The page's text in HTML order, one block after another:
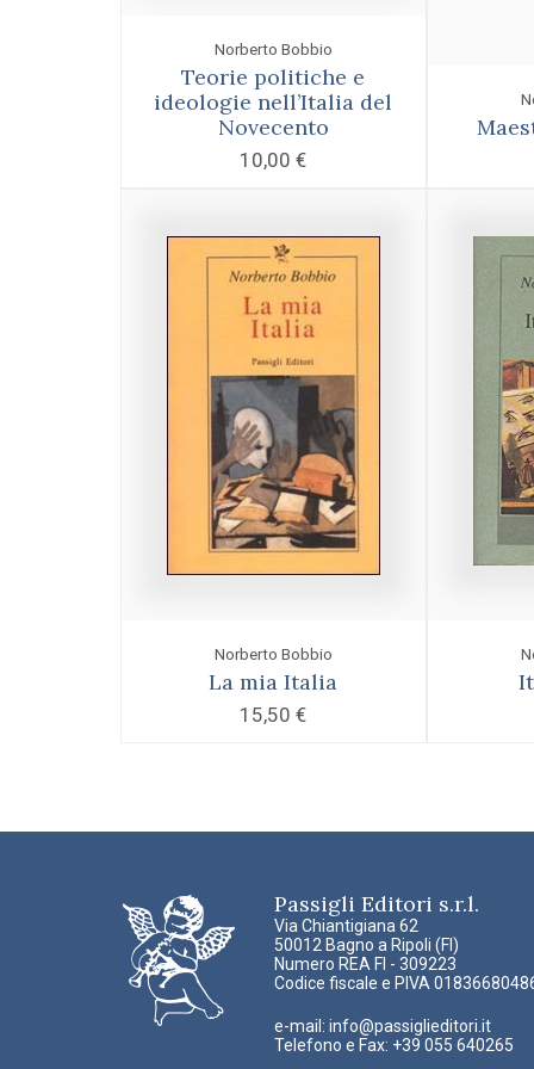
Norberto Bobbio
Teorie politiche e
ideologie nell’Italia del
Novecento
10,00€
Norberto Bobbio
La mia Italia
15,50€
Passigli Editori s.r.l.
Via Chiantigiana 62
50012 Bagno a Ripoli (FI)
Numero REA FI - 309223
Codice fiscale e PIVA
e-mail: info@passiglieditori.it
Telefono e Fax: +39 055 640265